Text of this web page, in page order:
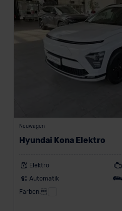
Neuwagen
Hyundai Kona Elektro
Elektro
Automatik
Farben: